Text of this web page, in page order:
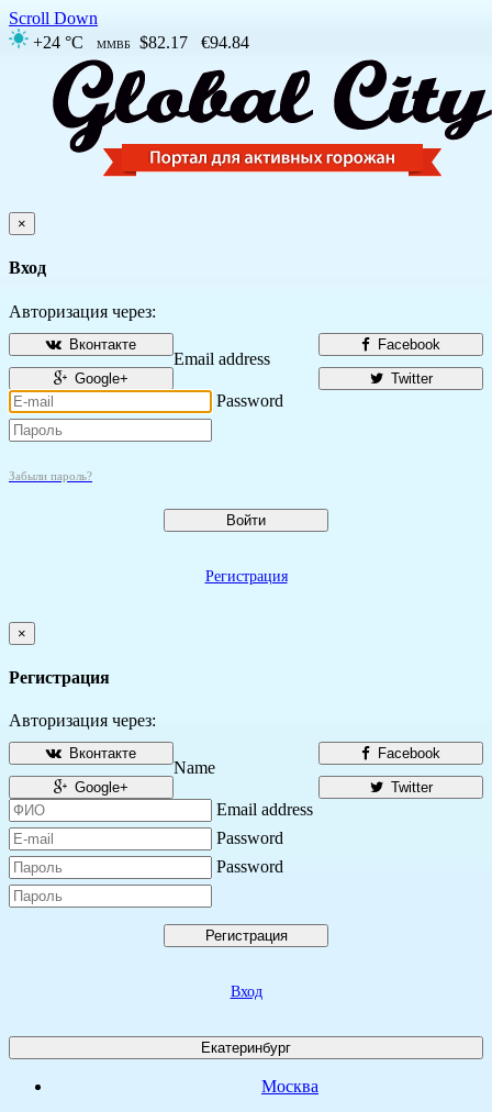
Scroll Down
+24 °C
ММВБ $82.17 €94.84
×
Вход
Авторизация через:
Facebook
Вконтакте
Twitter
Google+
Email address
Password
Забыли пароль?
Войти
Регистрация
×
Регистрация
Авторизация через:
Facebook
Вконтакте
Twitter
Google+
Name
Email address
Password
Password
Регистрация
Вход
Екатеринбург
Москва